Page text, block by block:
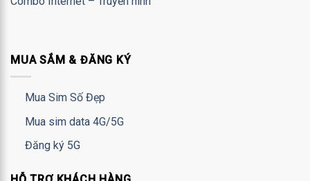
MUA SẮM & ĐĂNG KÝ
Mua Sim Số Đẹp
Mua sim data 4G/5G
Đăng ký 5G